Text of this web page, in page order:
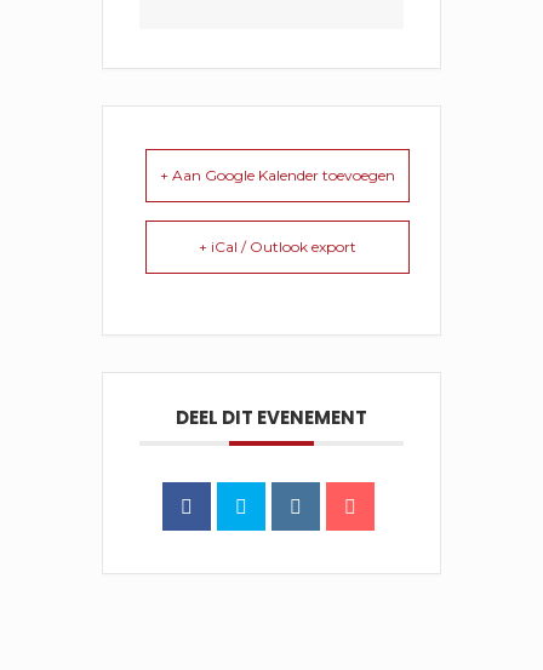
+ Aan Google Kalender toevoegen
+ iCal / Outlook export
DEEL DIT EVENEMENT